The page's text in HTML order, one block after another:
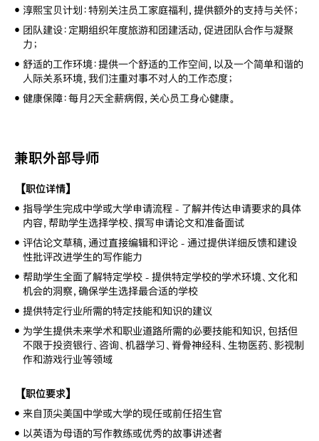
• 淳熙宝贝计划：特别关注员工家庭福利，提供额外的支持与关怀；
• 团队建设：定期组织年度旅游和团建活动，促进团队合作与凝聚
力；
• 舒适的工作环境：提供一个舒适的工作空间，以及一个简单和谐的
人际关系环境，我们注重对事不对人的工作态度；
• 健康保障：每月2天全薪病假，关心员工身心健康。
兼职外部导师
【职位详情】
• 指导学生完成中学或大学申请流程 - 了解并传达申请要求的具体
内容，帮助学生选择学校、撰写申请论文和准备面试
• 评估论文草稿，通过直接编辑和评论 - 通过提供详细反馈和建设
性批评改进学生的写作能力
• 帮助学生全面了解特定学校 - 提供特定学校的学术环境、文化和
机会的洞察，确保学生选择最合适的学校
• 提供特定行业所需的特定技能和知识的建议
• 为学生提供未来学术和职业道路所需的必要技能和知识，包括但
不限于投资银行、咨询、机器学习、脊骨神经科、生物医药、影视制
作和游戏行业等领域
【职位要求】
• 来自顶尖美国中学或大学的现任或前任招生官
• 以英语为母语的写作教练或优秀的故事讲述者